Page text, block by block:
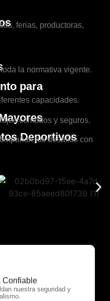
ferias, productoras,
la normativa vigente.
para
capacidades.
cómodos y seguros.
Deportivos
tus desafíos con
Confiable
nuestra seguridad y